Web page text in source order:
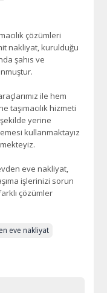
çözümleri
nakliyat, kurulduğu
şahıs ve
ile hem
taşımacılık hizmeti
şekilde yerine
kullanmaktayız
eve nakliyat,
işlerinizi sorun
çözümler
eve nakliyat